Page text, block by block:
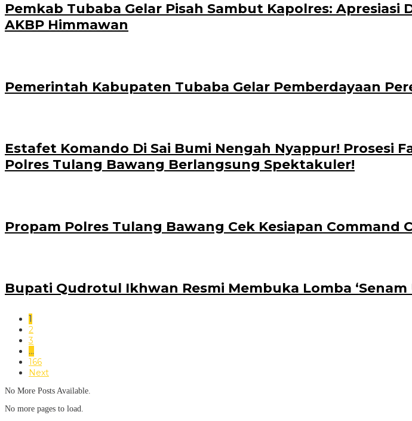
Pemkab Tubaba Gelar Pisah Sambut Kapolres:
AKBP Himmawan
Pemerintah Kabupaten Tubaba Gelar Pemberdayaan
Estafet Komando Di Sai Bumi Nengah Nyappur! Prosesi
Polres Tulang Bawang Berlangsung Spektakuler!
Propam Polres Tulang Bawang Cek Kesiapan Command
Bupati Qudrotul Ikhwan Resmi Membuka Lomba ‘Senam
1
2
3
…
166
Next
No More Posts Available.
No more pages to load.